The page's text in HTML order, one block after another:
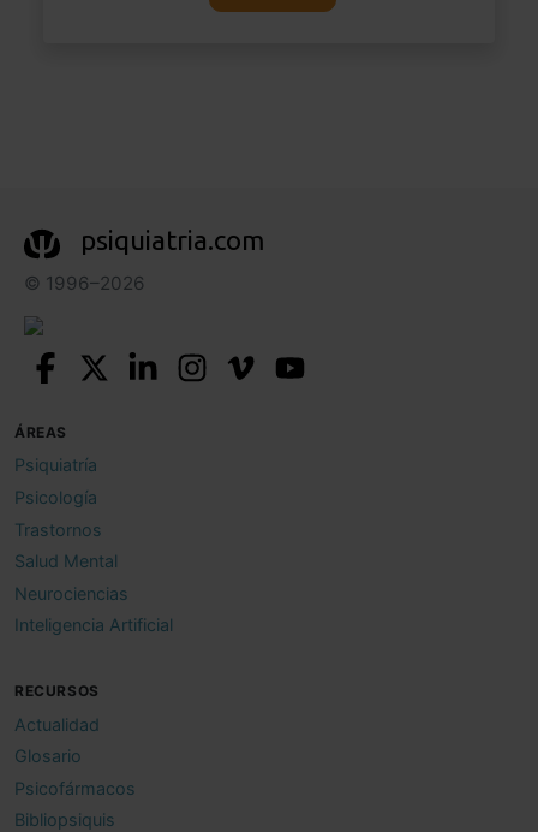
psiquiatria.com
© 1996–2026
ÁREAS
Psiquiatría
Psicología
Trastornos
Salud Mental
Neurociencias
Inteligencia Artificial
RECURSOS
Actualidad
Glosario
Psicofármacos
Bibliopsiquis